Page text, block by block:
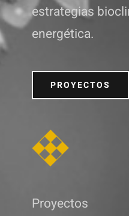
estrategias
energética.
PROYECTOS
Proyectos